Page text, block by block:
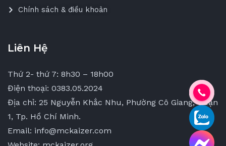
Chính sách & điều khoản
Liên Hệ
Thứ 2- thứ 7: 8h30 – 18h00
Điện thoại: 0383.05.2024
Địa chỉ: 25 Nguyễn Khắc Nhu, Phường Cô Giang, Quận
1, Tp. Hồ Chí Minh.
Email: info@mckaizer.com